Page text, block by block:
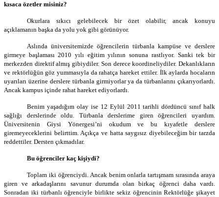
kısaca özetler misiniz?
Okurlara sıkıcı gelebilecek bir özet olabilir, ancak konuyu
açıklamanın başka da yolu yok gibi görünüyor.
Aslında üniversitemizde öğrencilerin türbanla kampüse ve derslere
girmeye başlaması 2010 yılı eğitim yılının sonuna rastlıyor. Sanki tek bir
merkezden direktif almış gibiydiler. Son derece koordineliydiler. Dekanlıkların
ve rektörlüğün göz yummasıyla da rahatça hareket ettiler. İlk aylarda hocaların
uyarıları üzerine derslere türbanla girmiyorlar ya da türbanlarını çıkarıyorlardı.
Ancak kampus içinde rahat hareket ediyorlardı.
Benim yaşadığım olay ise 12 Eylül 2011 tarihli dördüncü sınıf halk
sağlığı derslerinde oldu. Türbanla derslerime giren öğrencileri uyardım.
Üniversitenin Giysi Yönergesi’ni okudum ve bu kıyafetle derslere
giremeyeceklerini belirttim. Açıkça ve hatta saygısız diyebileceğim bir tarzda
reddettiler. Dersten çıkmadılar.
Bu öğrenciler kaç kişiydi?
Toplam iki öğrenciydi. Ancak benim onlarla tartışmam sırasında araya
giren ve arkadaşlarını savunur durumda olan birkaç öğrenci daha vardı.
Sonradan iki türbanlı öğrenciyle birlikte sekiz öğrencinin Rektörlüğe şikayet